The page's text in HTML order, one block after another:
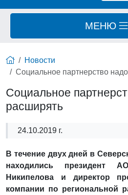
МЕНЮ
Новости
Социальное партнерство
Социальное
расширять
24.10.2019 г.
В течение двух дней в
находились президент
Никипелова и директор
компании по региональной